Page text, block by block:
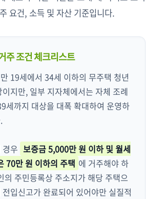
요건, 소득 및 자산 기준입니다.
주 조건 체크리스트
19세에서 34세 이하의 무주택 청년
지만, 일부 지자체에서는 자체 조례
세까지 대상을 대폭 확대하여 운영하
경우 보증금 5,000만 원 이하 및 월세
70만 원 이하의 주택 에 거주해야 하
의 주민등록상 주소지가 해당 주택으
입신고가 완료되어 있어야만 실질적